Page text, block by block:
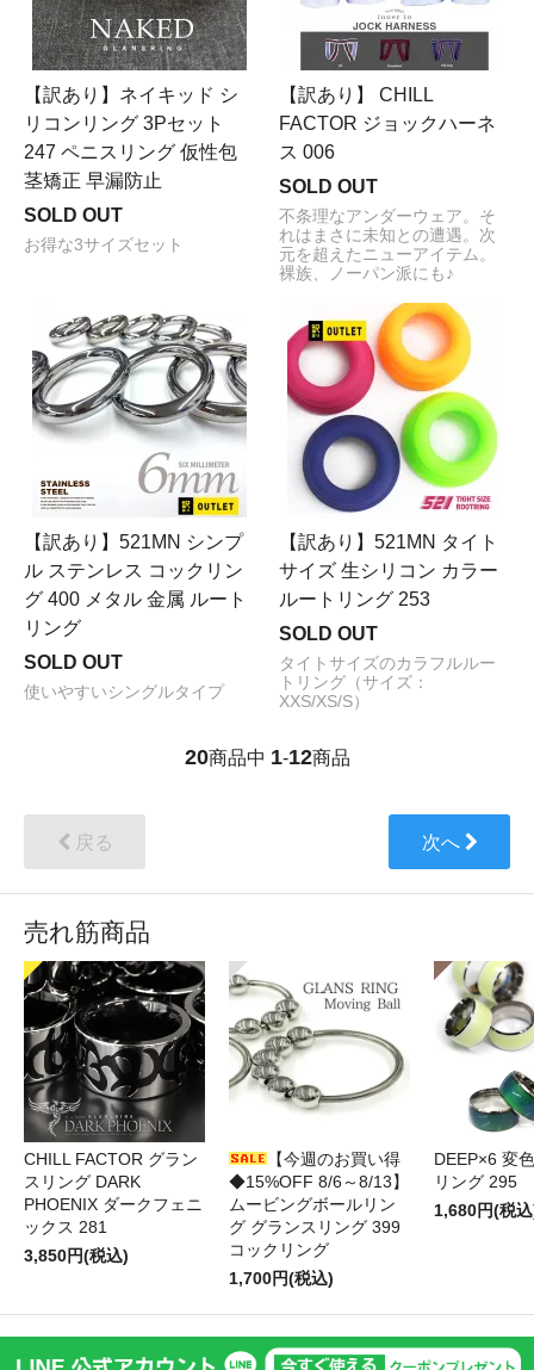
【訳あり】ネイキッド シ
リコンリング 3Pセット
247 ペニスリング 仮性包
茎矯正 早漏防止
SOLD OUT
お得な3サイズセット
【訳あり】 CHILL
FACTOR ジョックハーネ
ス 006
SOLD OUT
不条理なアンダーウェア。そ
れはまさに未知との遭遇。次
元を超えたニューアイテム。
裸族、ノーパン派にも♪
【訳あり】521MN シンプ
ル ステンレス コックリン
グ 400 メタル 金属 ルート
リング
SOLD OUT
使いやすいシングルタイプ
【訳あり】521MN タイト
サイズ 生シリコン カラー
ルートリング 253
SOLD OUT
タイトサイズのカラフルルー
トリング（サイズ：
XXS/XS/S）
20商品中 1-12商品
戻る 次へ
売れ筋商品
CHILL FACTOR グラン
スリング DARK
PHOENIX ダークフェニ
ックス 281
3,850円(税込)
【今週のお買い得
◆15%OFF 8/6～8/13】
ムービングボールリン
グ グランスリング 399
コックリング
1,700円(税込)
DEEP×6 変
リング 295
1,680円(税